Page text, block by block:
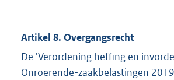
Artikel 8. Overgangsrecht
De 'Verordening heffing en
Onroerende-zaakbelastingen